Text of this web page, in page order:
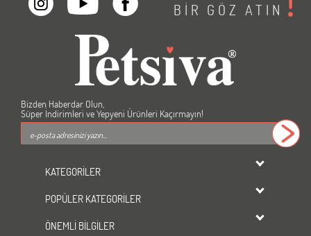
BİR GÖZ ATIN
Bizden Haberdar Olun,
Süper İndirimleri ve Yepyeni Ürünleri Kaçırmayın!
KATEGORİLER
dondurulmuş ürünler
KÖPEK
POPÜLER KATEGORİLER
Kedi Maması
ÖNEMLİ BİLGİLER